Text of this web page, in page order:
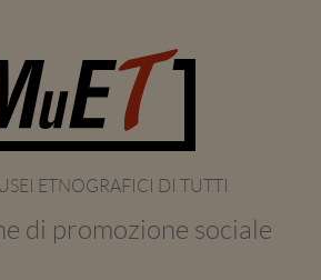
ETNOGRAFICI DI TUTTI
di promozione sociale